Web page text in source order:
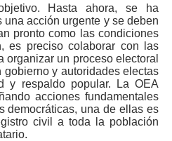
Hasta ahora, se ha
una acción urgente y se deben
pronto como las condiciones
es preciso colaborar con las
organizar un proceso electoral
y autoridades electas
y respaldo popular. La OEA
acciones fundamentales
democráticas, una de ellas es
civil a toda la población